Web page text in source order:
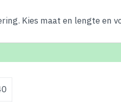
Kies maat en lengte en